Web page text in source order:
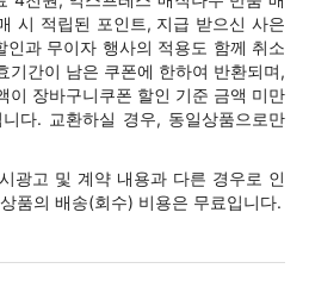
시 적립된 포인트, 지급 받으신 사은
인과 무이자 행사의 적용도 함께 취소
기간이 남은 쿠폰에 한하여 반환되며,
이 장바구니쿠폰 할인 기준 금액 미만
다. 교환하실 경우, 동일상품으로만
광고 및 계약 내용과 다른 경우로 인
품의 배송(회수) 비용은 무료입니다.